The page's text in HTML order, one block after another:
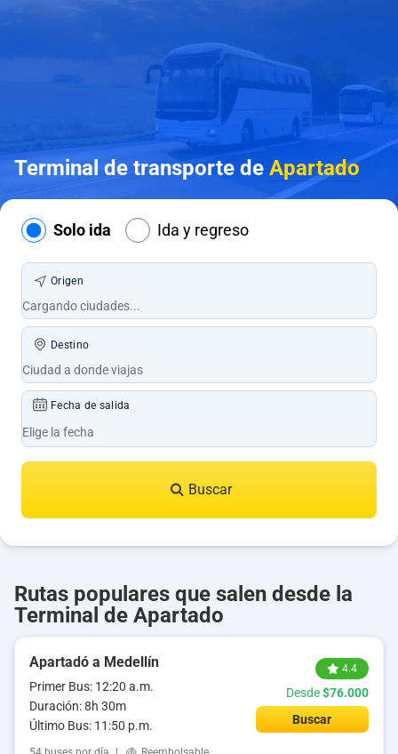
Terminal de transporte de Apartado
Solo ida Ida y regreso
Origen
Destino
Fecha de salida
Buscar
Rutas populares que salen desde la
Terminal de Apartado
Apartadó a Medellín
Primer Bus: 12:20 a.m.
Duración: 8h 30m
Último Bus: 11:50 p.m.
4.4
Desde$76.000
Buscar